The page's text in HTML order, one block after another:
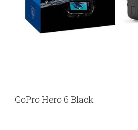
GoPro Hero 6 Black